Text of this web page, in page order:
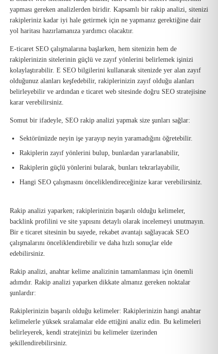
yapması gereken analizlerden biridir. Kapsamlı bir rakip analizi, sitenizi
rakipleriniz kadar iyi hale getirmek için ne yapmanız gerektiğine dair
yol haritası hazırlamanıza yardımcı olacaktır.
E-ticaret SEO çalışmalarına başlarken, hem sitenizin hem de
rakiplerinizin sitelerinin güçlü ve zayıf yönlerini belirlemek işinizi
kolaylaştırabilir. E SEO bilgilerini kullanarak sitenizde yer alan zayıf
olduğunuz alanları keşfedebilir, rakiplerinizin zayıf olduğu alanları
belirleyebilir ve ardından e ticaret web sitesinde doğru SEO stratejisine
karar verebilirsiniz.
Somut bir ifadeyle, SEO rakip analizi yapmak size şunları sağlar:
Sektörünüzde neyin işe yarayıp neyin yaramadığını öğretebilir.
Rakiplerin zayıf yönlerini bulup, bunlardan yararlanabilir,
Rakiplerin güçlü yönlerini bularak, bunları tekrarlayabilir,
Hangi SEO çalışmasını önceliklendireceğinize karar verebilirsiniz.
Rakip analizi yaparken; rakiplerinizin başarılı olduğu kelimeler,
backlink profilini ve site yapısını detaylı olarak incelemeyi unutmayın.
Bir e ticaret sitesinin bu sayede, rekabet avantajı sağlayacak SEO
çalışmalarını önceliklendirebilir ve daha hızlı sonuçlar elde
edebilirsiniz.
Rakip analizi, anahtar kelime analizinin tamamlanması için önemli
adımdır. Rakip analizi yaparken dikkate almanız gereken noktalar
şunlardır:
Rakiplerinizin başarılı olduğu kelimeler: Rakiplerinizin hangi anahtar
kelimelerle yüksek sıralamalar elde ettiğini analiz edin. Bu kelimeleri
belirleyerek, kendi stratejinizi bu kelimeler üzerinden
şekillendirebilirsiniz.